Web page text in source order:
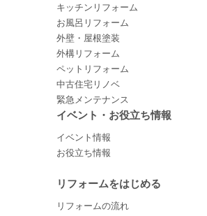
キッチンリフォーム
お風呂リフォーム
外壁・屋根塗装
外構リフォーム
ペットリフォーム
中古住宅リノベ
緊急メンテナンス
イベント・お役立ち情報
イベント情報
お役立ち情報
リフォームをはじめる
リフォームの流れ